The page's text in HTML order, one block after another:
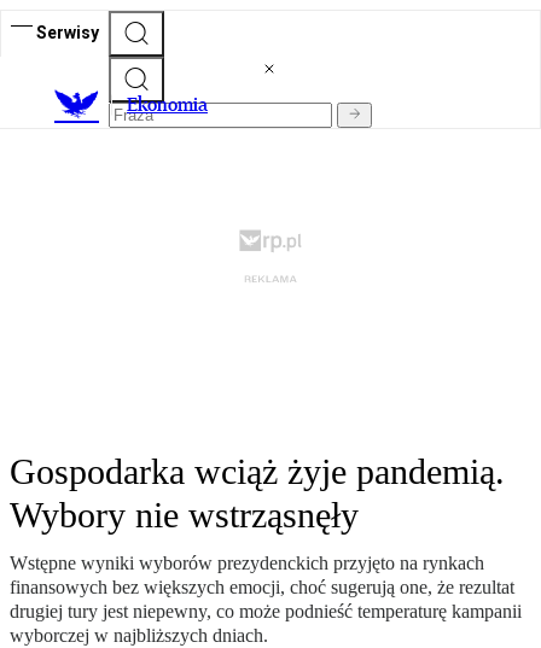
Serwisy
Ekonomia
Gospodarka wciąż żyje pandemią.
Wybory nie wstrząsnęły
Wstępne wyniki wyborów prezydenckich przyjęto na rynkach
finansowych bez większych emocji, choć sugerują one, że rezultat
drugiej tury jest niepewny, co może podnieść temperaturę kampanii
wyborczej w najbliższych dniach.